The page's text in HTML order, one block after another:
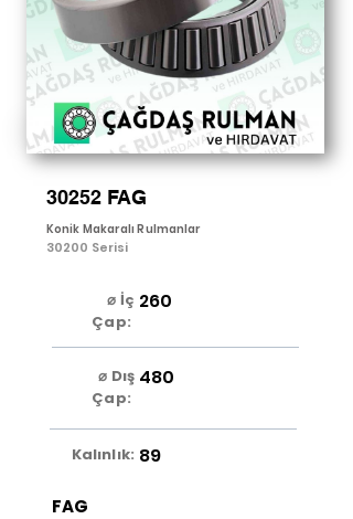
30252 FAG
Konik Makaralı Rulmanlar
30200 Serisi
⌀ İç
Çap:
260
⌀ Dış
Çap:
480
Kalınlık: 89
FAG